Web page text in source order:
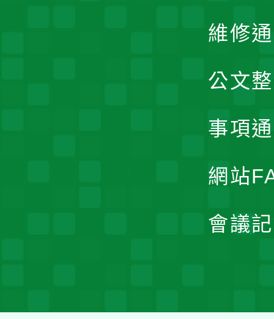
維修
公文
事項
網站
會議